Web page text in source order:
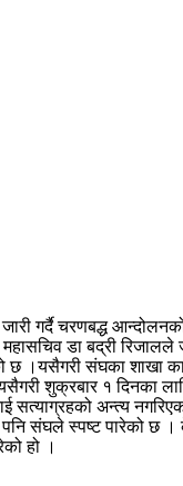
गर्दै चरणबद्ध
डा बद्री रिजालले
छ ।यसैगरी संघका शाखा
शुक्रबार १ दिनका
सत्याग्रहको अन्त्य
पनि संघले स्पष्ट पारेको
हो ।